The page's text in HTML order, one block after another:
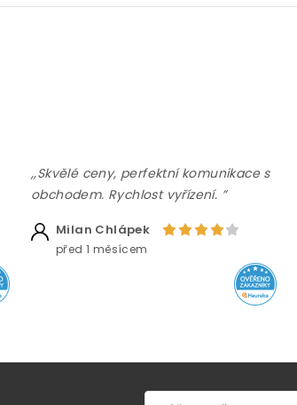
,,Skvělé ceny, perfektní komunikace s
obchodem. Rychlost vyřízení. ”
Milan Chlápek
před 1 měsícem